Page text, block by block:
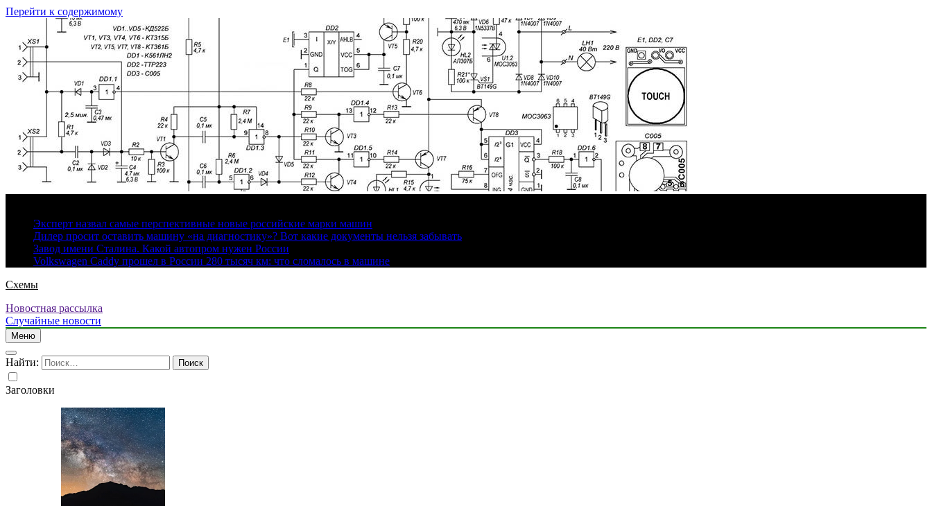
Перейти к содержимому
Эксперт назвал самые перспективные новые российские марки машин
Дилер просит оставить машину «на диагностику»? Вот какие документы нельзя забывать
Завод имени Сталина. Какой автопром нужен России
Volkswagen Caddy прошел в России 280 тысяч км: что сломалось в машине
Схемы
Новостная рассылка
Случайные новости
Меню
Найти:
Заголовки